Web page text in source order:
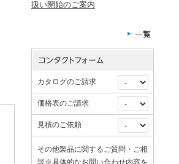
扱い開始のご案内
カタログのご請求
価格表のご請求
見積のご依頼
その他製品に関するご質問・ご相
談※具体的なお問い合わせ内容を